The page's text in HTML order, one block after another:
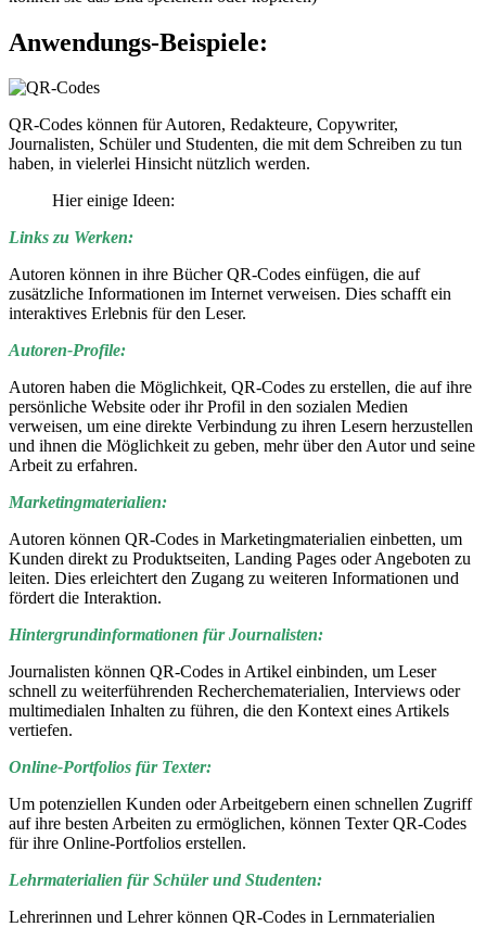
Anwendungs-Beispiele:
QR-Codes können für Autoren, Redakteure, Copywriter,
Journalisten, Schüler und Studenten, die mit dem Schreiben zu tun
haben, in vielerlei Hinsicht nützlich werden.
Hier einige Ideen:
Links zu Werken:
Autoren können in ihre Bücher QR-Codes einfügen, die auf
zusätzliche Informationen im Internet verweisen. Dies schafft ein
interaktives Erlebnis für den Leser.
Autoren-Profile:
Autoren haben die Möglichkeit, QR-Codes zu erstellen, die auf ihre
persönliche Website oder ihr Profil in den sozialen Medien
verweisen, um eine direkte Verbindung zu ihren Lesern herzustellen
und ihnen die Möglichkeit zu geben, mehr über den Autor und seine
Arbeit zu erfahren.
Marketingmaterialien:
Autoren können QR-Codes in Marketingmaterialien einbetten, um
Kunden direkt zu Produktseiten, Landing Pages oder Angeboten zu
leiten. Dies erleichtert den Zugang zu weiteren Informationen und
fördert die Interaktion.
Hintergrundinformationen für Journalisten:
Journalisten können QR-Codes in Artikel einbinden, um Leser
schnell zu weiterführenden Recherchematerialien, Interviews oder
multimedialen Inhalten zu führen, die den Kontext eines Artikels
vertiefen.
Online-Portfolios für Texter:
Um potenziellen Kunden oder Arbeitgebern einen schnellen Zugriff
auf ihre besten Arbeiten zu ermöglichen, können Texter QR-Codes
für ihre Online-Portfolios erstellen.
Lehrmaterialien für Schüler und Studenten:
Lehrerinnen und Lehrer können QR-Codes in Lernmaterialien